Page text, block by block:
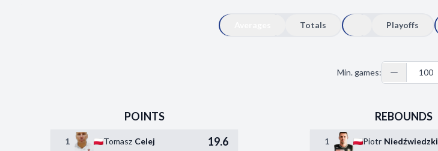
Totals Playoffs
Min. games:
POINTS
1 Tomasz Celej 19.6
REBOUNDS
1 Piotr Niedźwiedzki